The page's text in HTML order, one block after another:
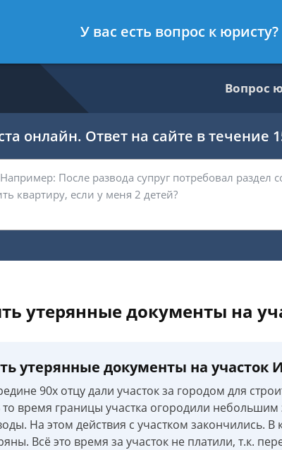
- Юрист по гражданскому праву
Вопрос
онлайн. Ответ на сайте в течение
утерянные документы на
утерянные документы на участок
90х отцу дали участок за городом для
время границы участка огородили
На этом действия с участком закончились. В
Всё это время за участок не платили, т.к.
У вас есть вопрос к юристу?